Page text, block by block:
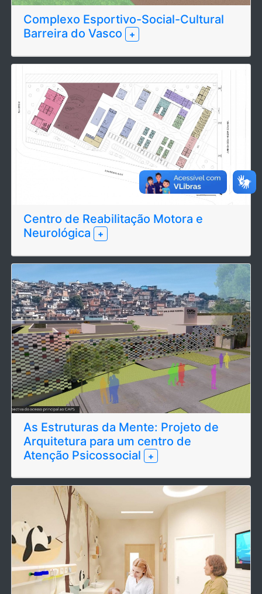
Complexo Esportivo-Social-Cultural
Barreira do Vasco
+
Centro de Reabilitação Motora e
Neurológica
+
As Estruturas da Mente: Projeto de
Arquitetura para um centro de
Atenção Psicossocial
+